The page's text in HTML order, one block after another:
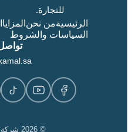
للتجارة.
الرئيسيةمن نحن المزايا
السياسات والشروط
© 2026 شركة قوافل الكمال